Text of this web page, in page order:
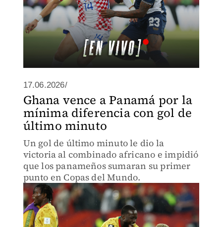
17.06.2026/
Ghana vence a Panamá por la
mínima diferencia con gol de
último minuto
Un gol de último minuto le dio la
victoria al combinado africano e impidió
que los panameños sumaran su primer
punto en Copas del Mundo.